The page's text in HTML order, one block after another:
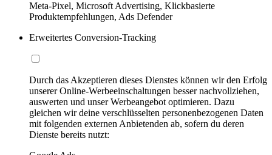
Meta-Pixel, Microsoft Advertising, Klickbasierte
Produktempfehlungen, Ads Defender
Erweitertes Conversion-Tracking
Durch das Akzeptieren dieses Dienstes können wir den Erfolg
unserer Online-Werbeeinschaltungen besser nachvollziehen,
auswerten und unser Werbeangebot optimieren. Dazu
gleichen wir deine verschlüsselten personenbezogenen Daten
mit folgenden externen Anbietenden ab, sofern du deren
Dienste bereits nutzt: